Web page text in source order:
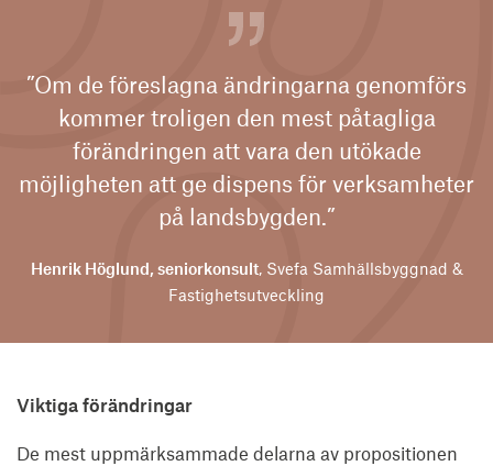
”Om de föreslagna ändringarna genomförs
kommer troligen den mest påtagliga
förändringen att vara den utökade
möjligheten att ge dispens för verksamheter
på landsbygden.”
Henrik Höglund, seniorkonsult, Svefa Samhällsbyggnad &
Fastighetsutveckling
Viktiga förändringar
De mest uppmärksammade delarna av propositionen